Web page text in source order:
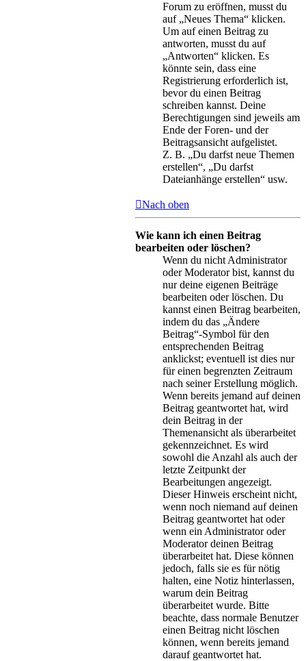
Forum zu eröffnen, musst du
auf „Neues Thema“ klicken.
Um auf einen Beitrag zu
antworten, musst du auf
„Antworten“ klicken. Es
könnte sein, dass eine
Registrierung erforderlich ist,
bevor du einen Beitrag
schreiben kannst. Deine
Berechtigungen sind jeweils am
Ende der Foren- und der
Beitragsansicht aufgelistet.
Z. B. „Du darfst neue Themen
erstellen“, „Du darfst
Dateianhänge erstellen“ usw.
Nach oben
Wie kann ich einen Beitrag
bearbeiten oder löschen?
Wenn du nicht Administrator
oder Moderator bist, kannst du
nur deine eigenen Beiträge
bearbeiten oder löschen. Du
kannst einen Beitrag bearbeiten,
indem du das „Ändere
Beitrag“-Symbol für den
entsprechenden Beitrag
anklickst; eventuell ist dies nur
für einen begrenzten Zeitraum
nach seiner Erstellung möglich.
Wenn bereits jemand auf deinen
Beitrag geantwortet hat, wird
dein Beitrag in der
Themenansicht als überarbeitet
gekennzeichnet. Es wird
sowohl die Anzahl als auch der
letzte Zeitpunkt der
Bearbeitungen angezeigt.
Dieser Hinweis erscheint nicht,
wenn noch niemand auf deinen
Beitrag geantwortet hat oder
wenn ein Administrator oder
Moderator deinen Beitrag
überarbeitet hat. Diese können
jedoch, falls sie es für nötig
halten, eine Notiz hinterlassen,
warum dein Beitrag
überarbeitet wurde. Bitte
beachte, dass normale Benutzer
einen Beitrag nicht löschen
können, wenn bereits jemand
darauf geantwortet hat.